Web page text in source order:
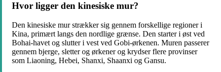
Hvor ligger den kinesiske mur?
Den kinesiske mur strækker sig gennem forskellige regioner i
Kina, primært langs den nordlige grænse. Den starter i øst ved
Bohai-havet og slutter i vest ved Gobi-ørkenen. Muren passerer
gennem bjerge, sletter og ørkener og krydser flere provinser
som Liaoning, Hebei, Shanxi, Shaanxi og Gansu.